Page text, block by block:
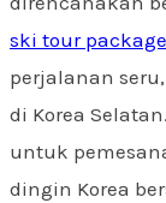
ski tour
perjalanan
di Korea
untuk
dingin Korea